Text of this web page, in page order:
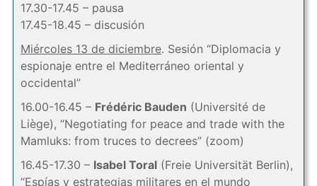
17.30-17.45 – pausa
17.45-18.45 – discusión
Miércoles 13 de diciembre. Sesión “Diplomacia y
espionaje entre el Mediterráneo oriental y
occidental”
16.00-16.45 – Frédéric Bauden (Université de
Liège), “Negotiating for peace and trade with the
Mamluks: from truces to decrees” (zoom)
16.45-17.30 – Isabel Toral(Freie Universität Berlin),
“Espías y estrategias militares en el mundo